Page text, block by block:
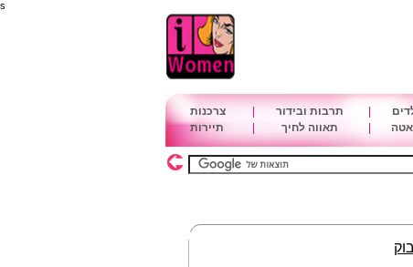
s
תרבות ובידור
צרכנות
תאווה לחיך תיירות